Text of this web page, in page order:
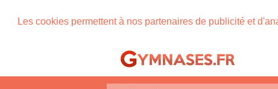
Les cookies permettent à nos partenaires de publicité et